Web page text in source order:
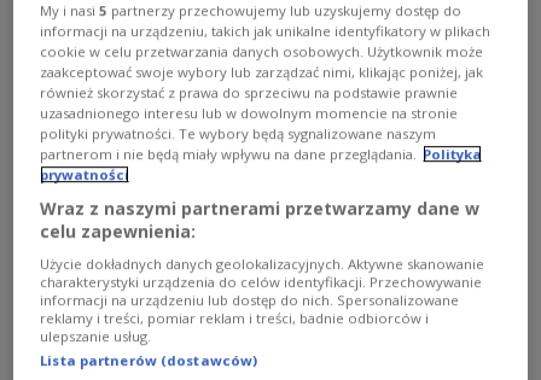
In the Middle East during World War II, Wojtek the Bear rests beside a dog
as a soldier of the 2nd Polish Corps looks on.
Public domain, via
Wikimedia Commons
The monument, to be installed at the intersection
of Nowolipki and Andersa streets, will be financed
by the Polish-Scottish Foundation, which promotes
the legacy of Wojtek the Bear.
Wojtek'sstorybegan in April 1942, when he was
adopted in Iran by Polish soldiers released from
My i nasi5 partnerzy przechowujemy lub uzyskujemy dostęp do
informacji na urządzeniu, takich jak unikalne identyfikatory w plikach
cookie w celu przetwarzania danych osobowych. Użytkownik może
zaakceptować swoje wybory lub zarządzać nimi, klikając poniżej, jak
również skorzystać z prawa do sprzeciwu na podstawie prawnie
uzasadnionego interesu lub w dowolnym momencie na stronie
polityki prywatności. Te wybory będą sygnalizowane naszym
partnerom i nie będą miały wpływu na dane przeglądania. Polityka
prywatności
Wraz z naszymi partnerami przetwarzamy dane w
celu zapewnienia:
Użycie dokładnych danych geolokalizacyjnych. Aktywne skanowanie
charakterystyki urządzenia do celów identyfikacji. Przechowywanie
informacji na urządzeniu lub dostęp do nich. Spersonalizowane
reklamy i treści, pomiar reklam i treści, badnie odbiorców i
ulepszanie usług.
Lista partnerów (dostawców)